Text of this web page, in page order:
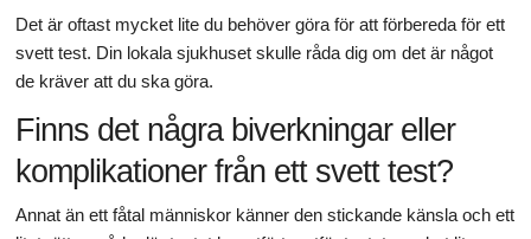
Det är oftast mycket lite du behöver göra för att förbereda för ett
svett test. Din lokala sjukhuset skulle råda dig om det är något
de kräver att du ska göra.
Finns det några biverkningar eller
komplikationer från ett svett test?
Annat än ett fåtal människor känner den stickande känsla och ett